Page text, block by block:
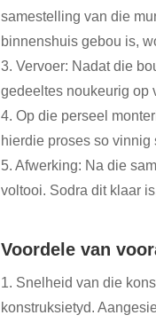
samestelling van die
binnenshuis gebou is,
3. Vervoer: Nadat die
gedeeltes noukeurig op
4. Op die perseel
hierdie proses so
5. Afwerking: Na die
voltooi. Sodra dit klaar
Voordele van
1. Snelheid van die
konstruksietyd.